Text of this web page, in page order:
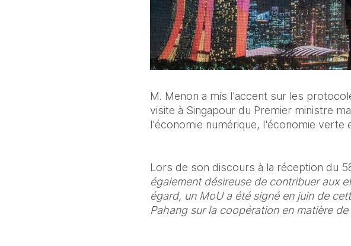
M. Menon a mis l'accent sur les
visite à Singapour du Premier ministre
l'économie numérique, l'économie verte
Lors de son discours à la réception du
également désireuse de contribuer aux
égard, un MoU a été signé en juin de
Pahang sur la coopération en matière